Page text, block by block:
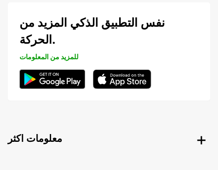
نفس التطبيق الذكي المزيد من
الحركة.
للمزيد من المعلومات
معلومات اكثر